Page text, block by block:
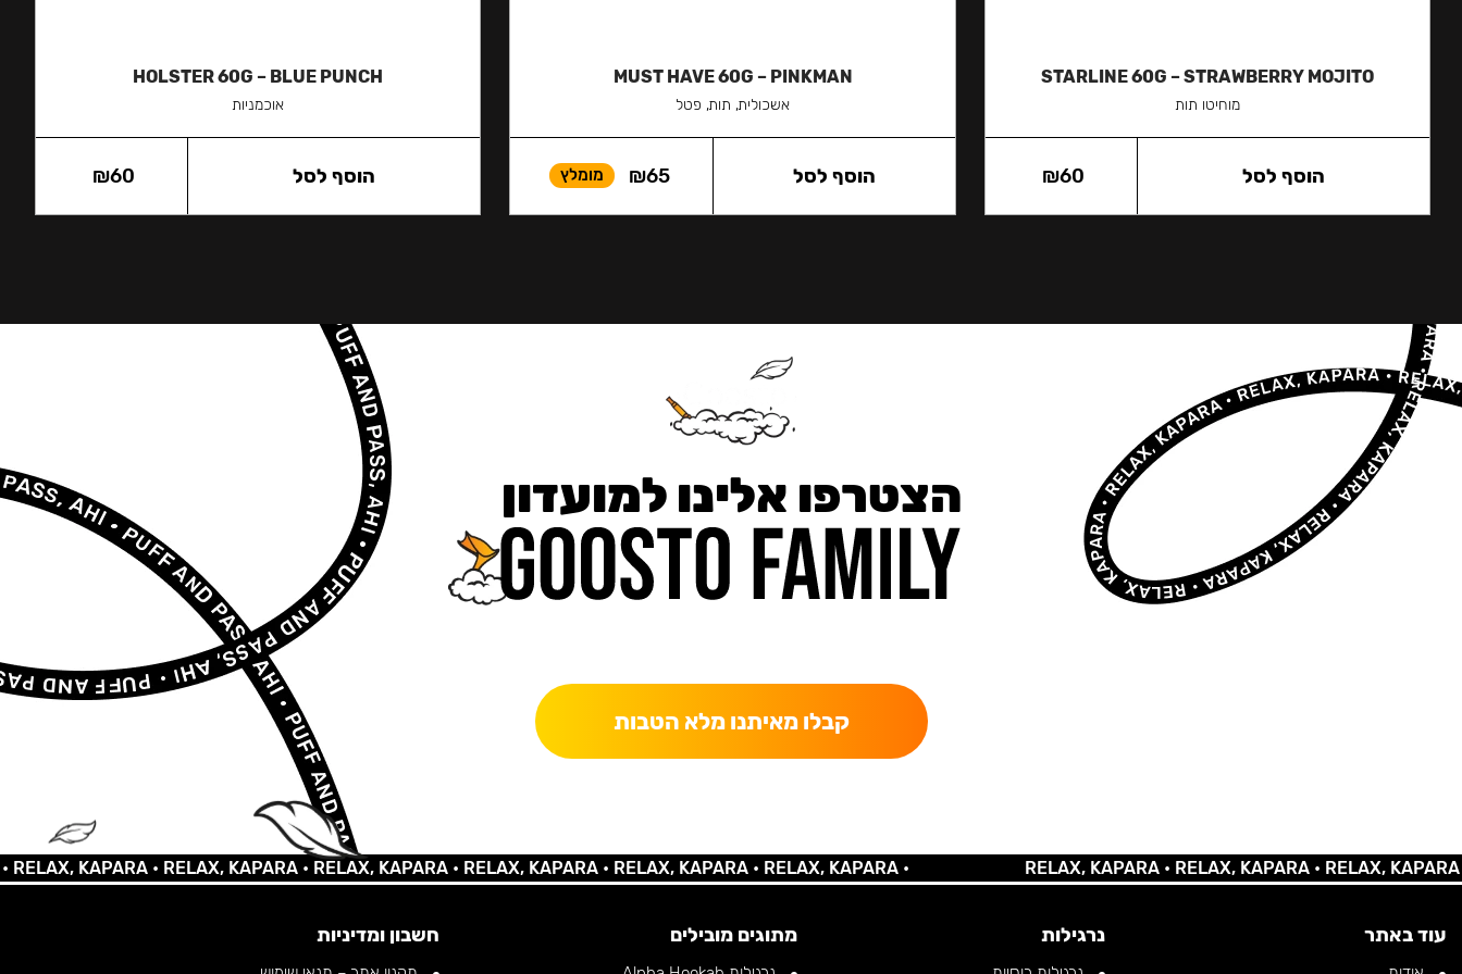
STARLINE 60G – STRAWBERRY MOJITO
מוחיטו תות
₪60 הוסף לסל
MUST HAVE 60G – PINKMAN
אשכולית, תות, פטל
₪65 מומלץ הוסף לסל
HOLSTER 60G – BLUE PUNCH
אוכמניות
₪60 הוסף לסל
הצטרפו אלינו למועדון
קבלו מאיתנו מלא הטבות
KAPARA •RELAX, KAPARA •RELAX, KAPARA •RELAX, KAPARA •RELAX, KAPARA •RELAX, KAPARA • RELAX, KAPARA •RELAX, KAPARA •RELAX, KAPARA •
עוד באתר נרגילות מתוגים מובילים חשבון ומדיניות